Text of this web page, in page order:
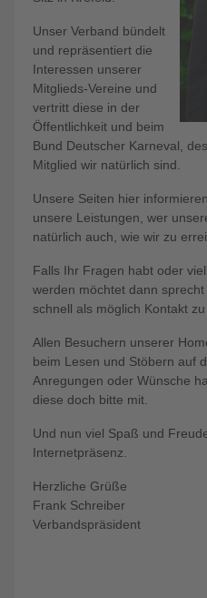
Unser Verband bündelt
und repräsentiert die
Interessen unserer
Mitglieds-Vereine und
vertritt diese in der
Öffentlichkeit und beim
Bund Deutscher Karneval,
Mitglied wir natürlich sind.
Unsere Seiten hier
unsere Leistungen, wer
natürlich auch, wie wir zu
Falls Ihr Fragen habt oder
werden möchtet dann
schnell als möglich Kontakt
Allen Besuchern unserer
beim Lesen und Stöbern auf
Anregungen oder Wünsche
diese doch bitte mit.
Und nun viel Spaß und
Internetpräsenz.
Herzliche Grüße
Frank Schreiber
Verbandspräsident